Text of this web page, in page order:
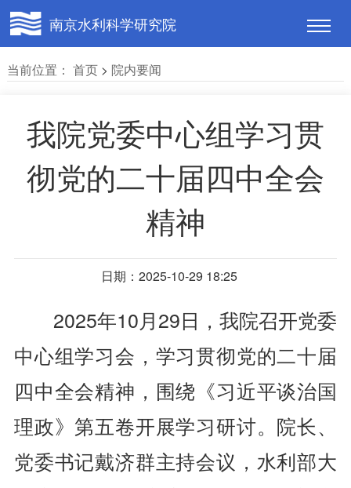
南京水利科学研究院
当前位置： 首页> 院内要闻
我院党委中心组学习贯
彻党的二十届四中全会
精神
日期：2025-10-29 18:25
2025年10月29日，我院召开党委
中心组学习会，学习贯彻党的二十届
四中全会精神，围绕《习近平谈治国
理政》第五卷开展学习研讨。院长、
党委书记戴济群主持会议，水利部大